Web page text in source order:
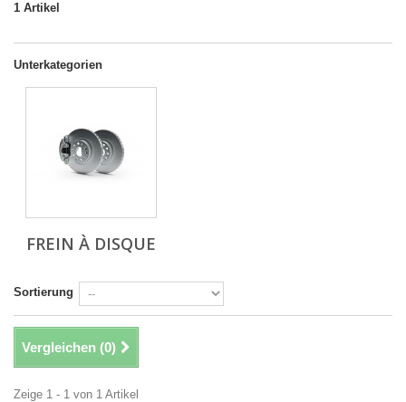
1 Artikel
Unterkategorien
FREIN À DISQUE
Sortierung
Vergleichen (0)
Zeige 1 - 1 von 1 Artikel